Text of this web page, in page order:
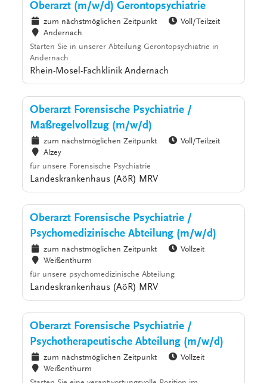
Oberarzt (m/w/d) Gerontopsychiatrie
zum nächstmöglichen Zeitpunkt
Voll/Teilzeit
Andernach
Starten Sie in unserer Abteilung Gerontopsychiatrie in
Andernach
Rhein-Mosel-Fachklinik Andernach
Oberarzt Forensische Psychiatrie /
Maßregelvollzug (m/w/d)
zum nächstmöglichen Zeitpunkt
Voll/Teilzeit
Alzey
für unsere Forensische Psychiatrie
Landeskrankenhaus (AöR) MRV
Oberarzt Forensische Psychiatrie /
Psychomedizinische Abteilung (m/w/d)
zum nächstmöglichen Zeitpunkt
Vollzeit
Weißenthurm
für unsere psychomedizinische Abteilung
Landeskrankenhaus (AöR) MRV
Oberarzt Forensische Psychiatrie /
Psychotherapeutische Abteilung (m/w/d)
zum nächstmöglichen Zeitpunkt
Vollzeit
Weißenthurm